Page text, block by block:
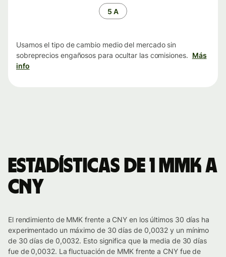
5 A
Usamos el tipo de cambio medio del mercado sin
sobreprecios engañosos para ocultar las comisiones. Más
info
Estadísticas de 1 MMK a
CNY
El rendimiento de MMK frente a CNY en los últimos 30 días ha
experimentado un máximo de 30 días de 0,0032 y un mínimo
de 30 días de 0,0032. Esto significa que la media de 30 días
fue de 0,0032. La fluctuación de MMK frente a CNY fue de